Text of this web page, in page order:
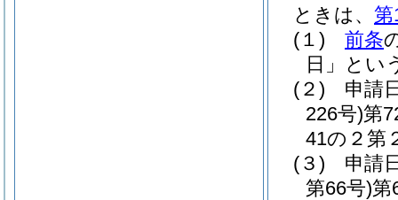
ときは、 第
(１)
前条
日」とい
(２)
申請
226号)第
41の２第
(３)
申請
第66号)第